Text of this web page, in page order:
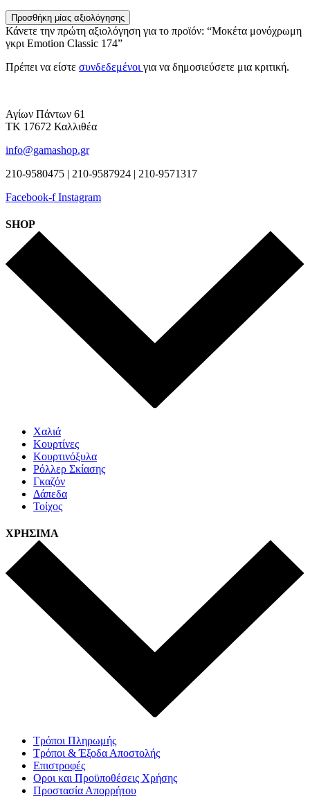
Προσθήκη μίας αξιολόγησης
Κάνετε την πρώτη αξιολόγηση για το προϊόν: “Μοκέτα μονόχρωμη
γκρι Emotion Classic 174”
Πρέπει να είστε συνδεδεμένοι για να δημοσιεύσετε μια κριτική.
Αγίων Πάντων 61
ΤΚ 17672 Καλλιθέα
info@gamashop.gr
210-9580475 | 210-9587924 | 210-9571317
Facebook-f Instagram
SHOP
Χαλιά
Κουρτίνες
Κουρτινόξυλα
Ρόλλερ Σκίασης
Γκαζόν
Δάπεδα
Τοίχος
ΧΡΗΣΙΜΑ
Τρόποι Πληρωμής
Τρόποι & Έξοδα Αποστολής
Επιστροφές
Οροι και Προϋποθέσεις Χρήσης
Προστασία Απορρήτου